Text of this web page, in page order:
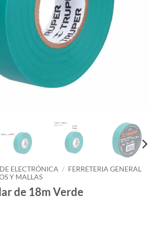
ELECTRÓNICA / FERRETERIA GENERAL
Y MALLAS
de 18m Verde